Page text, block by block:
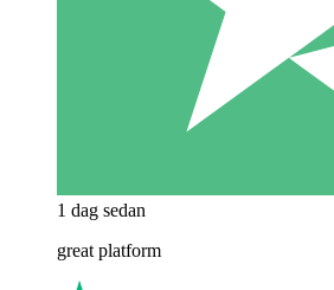
1 dag sedan
great platform